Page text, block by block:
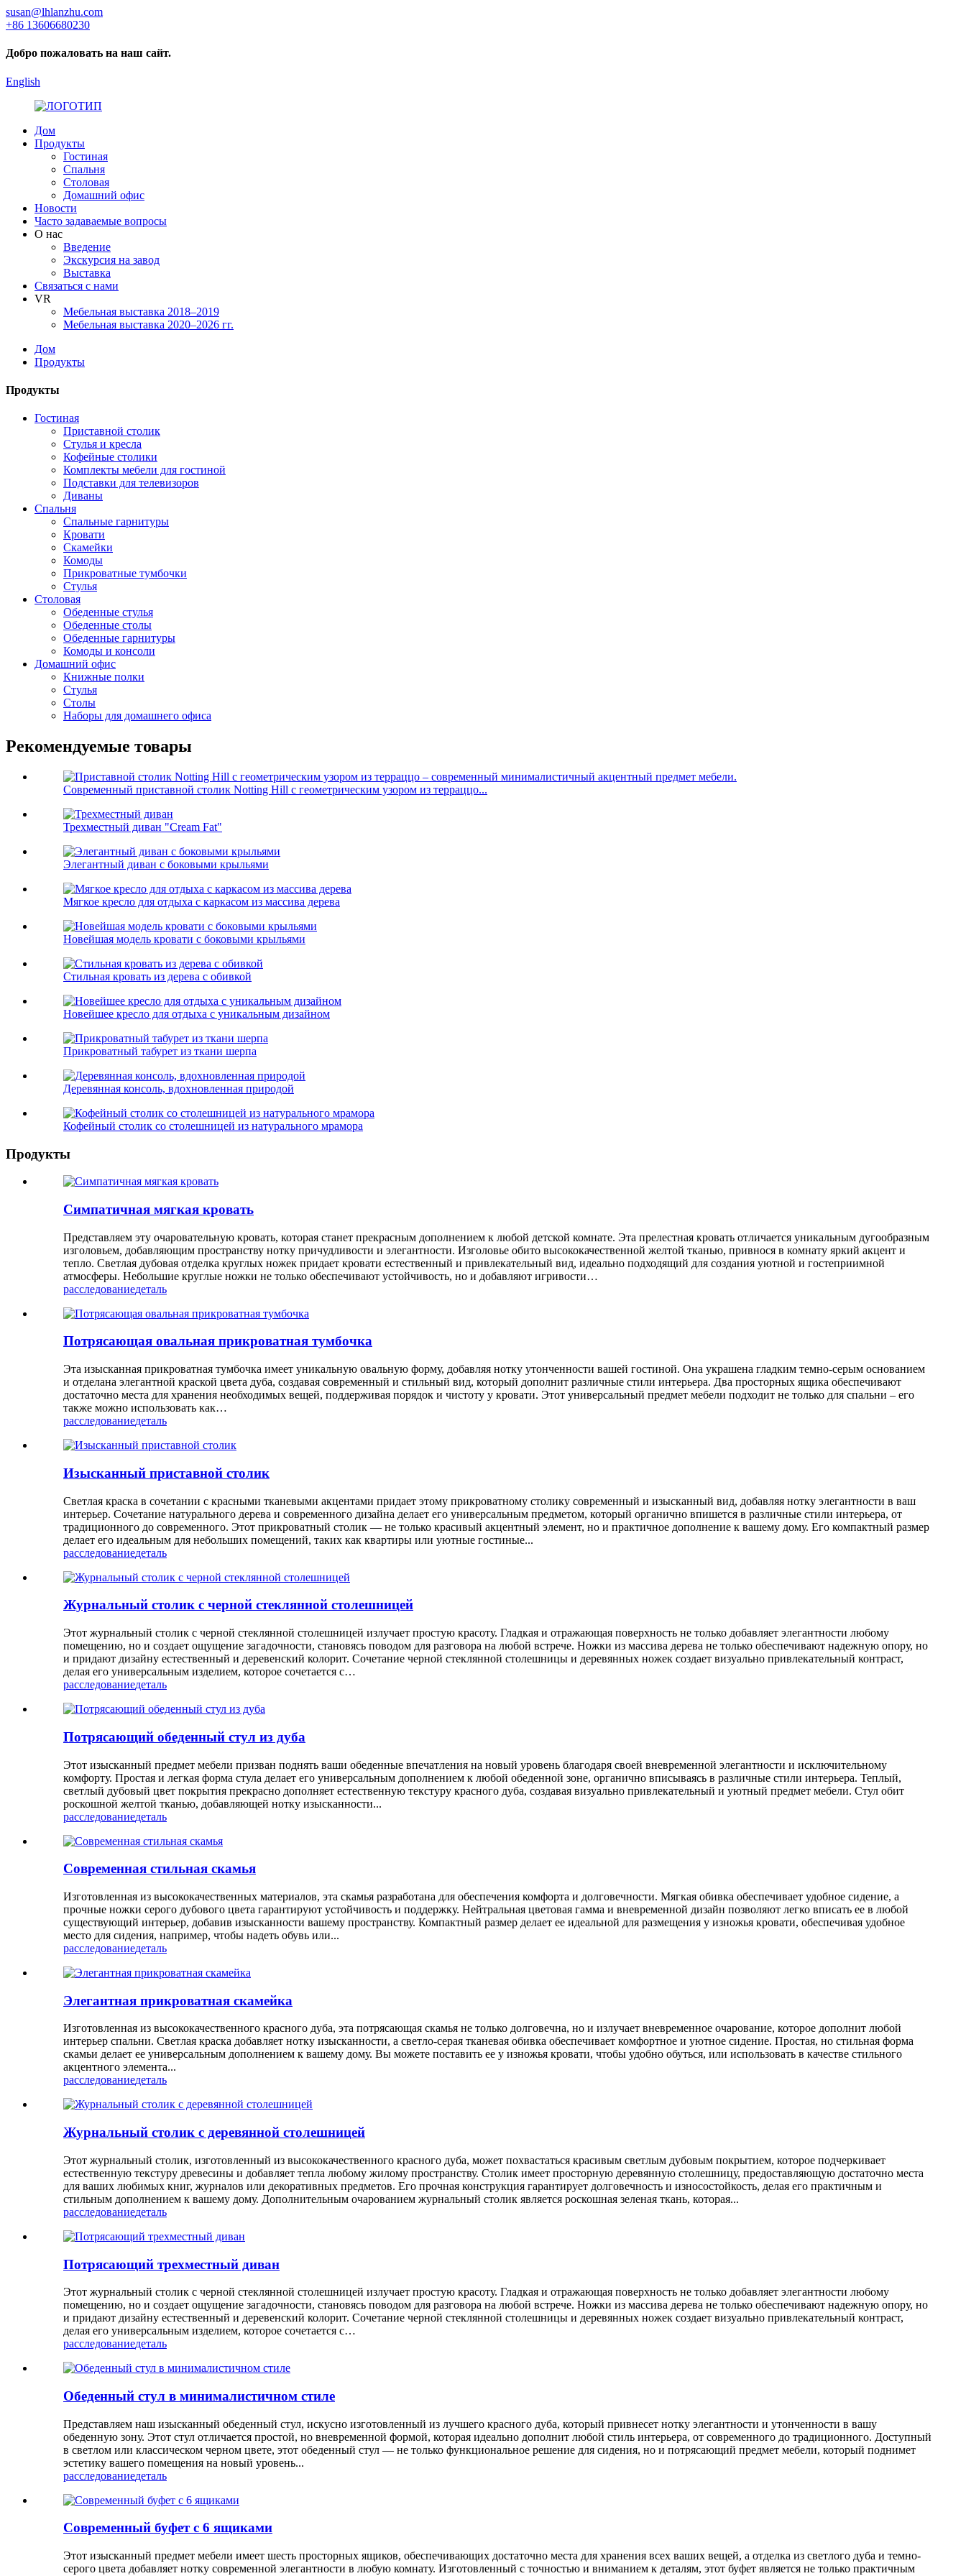
susan@lhlanzhu.com
+86 13606680230
Добро пожаловать на наш сайт.
English
Дом
Продукты
Гостиная
Спальня
Столовая
Домашний офис
Новости
Часто задаваемые вопросы
О нас
Введение
Экскурсия на завод
Выставка
Связаться с нами
VR
Мебельная выставка 2018–2019
Мебельная выставка 2020–2026 гг.
Дом
Продукты
Продукты
Гостиная
Приставной столик
Стулья и кресла
Кофейные столики
Комплекты мебели для гостиной
Подставки для телевизоров
Диваны
Спальня
Спальные гарнитуры
Кровати
Скамейки
Комоды
Прикроватные тумбочки
Стулья
Столовая
Обеденные стулья
Обеденные столы
Обеденные гарнитуры
Комоды и консоли
Домашний офис
Книжные полки
Стулья
Столы
Наборы для домашнего офиса
Рекомендуемые товары
Современный приставной столик Notting Hill с геометрическим узором из терраццо...
Трехместный диван "Cream Fat"
Элегантный диван с боковыми крыльями
Мягкое кресло для отдыха с каркасом из массива дерева
Новейшая модель кровати с боковыми крыльями
Стильная кровать из дерева с обивкой
Новейшее кресло для отдыха с уникальным дизайном
Прикроватный табурет из ткани шерпа
Деревянная консоль, вдохновленная природой
Кофейный столик со столешницей из натурального мрамора
Продукты
Симпатичная мягкая кровать
Представляем эту очаровательную кровать, которая станет прекрасным дополнением к любой детской комнате. Эта прелестная кровать отличается уникальным дугообразным
изголовьем, добавляющим пространству нотку причудливости и элегантности. Изголовье обито высококачественной желтой тканью, привнося в комнату яркий акцент и
тепло. Светлая дубовая отделка круглых ножек придает кровати естественный и привлекательный вид, идеально подходящий для создания уютной и гостеприимной
атмосферы. Небольшие круглые ножки не только обеспечивают устойчивость, но и добавляют игривости…
расследованиедеталь
Потрясающая овальная прикроватная тумбочка
Эта изысканная прикроватная тумбочка имеет уникальную овальную форму, добавляя нотку утонченности вашей гостиной. Она украшена гладким темно-серым основанием
и отделана элегантной краской цвета дуба, создавая современный и стильный вид, который дополнит различные стили интерьера. Два просторных ящика обеспечивают
достаточно места для хранения необходимых вещей, поддерживая порядок и чистоту у кровати. Этот универсальный предмет мебели подходит не только для спальни – его
также можно использовать как…
расследованиедеталь
Изысканный приставной столик
Светлая краска в сочетании с красными тканевыми акцентами придает этому прикроватному столику современный и изысканный вид, добавляя нотку элегантности в ваш
интерьер. Сочетание натурального дерева и современного дизайна делает его универсальным предметом, который органично впишется в различные стили интерьера, от
традиционного до современного. Этот прикроватный столик — не только красивый акцентный элемент, но и практичное дополнение к вашему дому. Его компактный размер
делает его идеальным для небольших помещений, таких как квартиры или уютные гостиные...
расследованиедеталь
Журнальный столик с черной стеклянной столешницей
Этот журнальный столик с черной стеклянной столешницей излучает простую красоту. Гладкая и отражающая поверхность не только добавляет элегантности любому
помещению, но и создает ощущение загадочности, становясь поводом для разговора на любой встрече. Ножки из массива дерева не только обеспечивают надежную опору, но
и придают дизайну естественный и деревенский колорит. Сочетание черной стеклянной столешницы и деревянных ножек создает визуально привлекательный контраст,
делая его универсальным изделием, которое сочетается с…
расследованиедеталь
Потрясающий обеденный стул из дуба
Этот изысканный предмет мебели призван поднять ваши обеденные впечатления на новый уровень благодаря своей вневременной элегантности и исключительному
комфорту. Простая и легкая форма стула делает его универсальным дополнением к любой обеденной зоне, органично вписываясь в различные стили интерьера. Теплый,
светлый дубовый цвет покрытия прекрасно дополняет естественную текстуру красного дуба, создавая визуально привлекательный и уютный предмет мебели. Стул обит
роскошной желтой тканью, добавляющей нотку изысканности...
расследованиедеталь
Современная стильная скамья
Изготовленная из высококачественных материалов, эта скамья разработана для обеспечения комфорта и долговечности. Мягкая обивка обеспечивает удобное сидение, а
прочные ножки серого дубового цвета гарантируют устойчивость и поддержку. Нейтральная цветовая гамма и вневременной дизайн позволяют легко вписать ее в любой
существующий интерьер, добавив изысканности вашему пространству. Компактный размер делает ее идеальной для размещения у изножья кровати, обеспечивая удобное
место для сидения, например, чтобы надеть обувь или...
расследованиедеталь
Элегантная прикроватная скамейка
Изготовленная из высококачественного красного дуба, эта потрясающая скамья не только долговечна, но и излучает вневременное очарование, которое дополнит любой
интерьер спальни. Светлая краска добавляет нотку изысканности, а светло-серая тканевая обивка обеспечивает комфортное и уютное сидение. Простая, но стильная форма
скамьи делает ее универсальным дополнением к вашему дому. Вы можете поставить ее у изножья кровати, чтобы удобно обуться, или использовать в качестве стильного
акцентного элемента...
расследованиедеталь
Журнальный столик с деревянной столешницей
Этот журнальный столик, изготовленный из высококачественного красного дуба, может похвастаться красивым светлым дубовым покрытием, которое подчеркивает
естественную текстуру древесины и добавляет тепла любому жилому пространству. Столик имеет просторную деревянную столешницу, предоставляющую достаточно места
для ваших любимых книг, журналов или декоративных предметов. Его прочная конструкция гарантирует долговечность и износостойкость, делая его практичным и
стильным дополнением к вашему дому. Дополнительным очарованием журнальный столик является роскошная зеленая ткань, которая...
расследованиедеталь
Потрясающий трехместный диван
Этот журнальный столик с черной стеклянной столешницей излучает простую красоту. Гладкая и отражающая поверхность не только добавляет элегантности любому
помещению, но и создает ощущение загадочности, становясь поводом для разговора на любой встрече. Ножки из массива дерева не только обеспечивают надежную опору, но
и придают дизайну естественный и деревенский колорит. Сочетание черной стеклянной столешницы и деревянных ножек создает визуально привлекательный контраст,
делая его универсальным изделием, которое сочетается с…
расследованиедеталь
Обеденный стул в минималистичном стиле
Представляем наш изысканный обеденный стул, искусно изготовленный из лучшего красного дуба, который привнесет нотку элегантности и утонченности в вашу
обеденную зону. Этот стул отличается простой, но вневременной формой, которая идеально дополнит любой стиль интерьера, от современного до традиционного. Доступный
в светлом или классическом черном цвете, этот обеденный стул — не только функциональное решение для сидения, но и потрясающий предмет мебели, который поднимет
эстетику вашего помещения на новый уровень...
расследованиедеталь
Современный буфет с 6 ящиками
Этот изысканный предмет мебели имеет шесть просторных ящиков, обеспечивающих достаточно места для хранения всех ваших вещей, а отделка из светлого дуба и темно-
серого цвета добавляет нотку современной элегантности в любую комнату. Изготовленный с точностью и вниманием к деталям, этот буфет является не только практичным